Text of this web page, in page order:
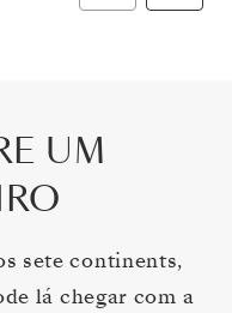
UM
sete continents,
lá chegar com a